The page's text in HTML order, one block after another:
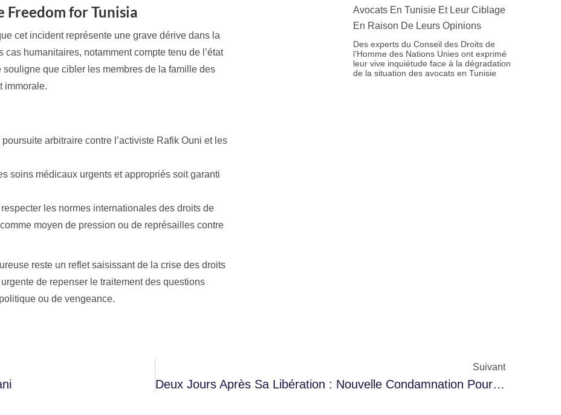
Freedom for Tunisia
cet incident représente une grave dérive dans la
humanitaires, notamment compte tenu de l’état
que cibler les membres de la famille des
immorale.
arbitraire contre l’activiste Rafik Ouni et les
soins médicaux urgents et appropriés soit garanti
les normes internationales des droits de
moyen de pression ou de représailles contre
reste un reflet saisissant de la crise des droits
de repenser le traitement des questions
ou de vengeance.
Avocats En Tunisie Et Leur Ciblage
En Raison De Leurs Opinions
Des experts du Conseil des Droits de
l’Homme des Nations Unies ont exprimé
leur vive inquiétude face à la dégradation
de la situation des avocats en Tunisie
Suivant
Deux Jours Après Sa Libération : Nouvelle Condamnation Pour Ahmed Laamari